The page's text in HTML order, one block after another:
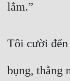
lắm.”
Tôi cười đến
bụng, thằng